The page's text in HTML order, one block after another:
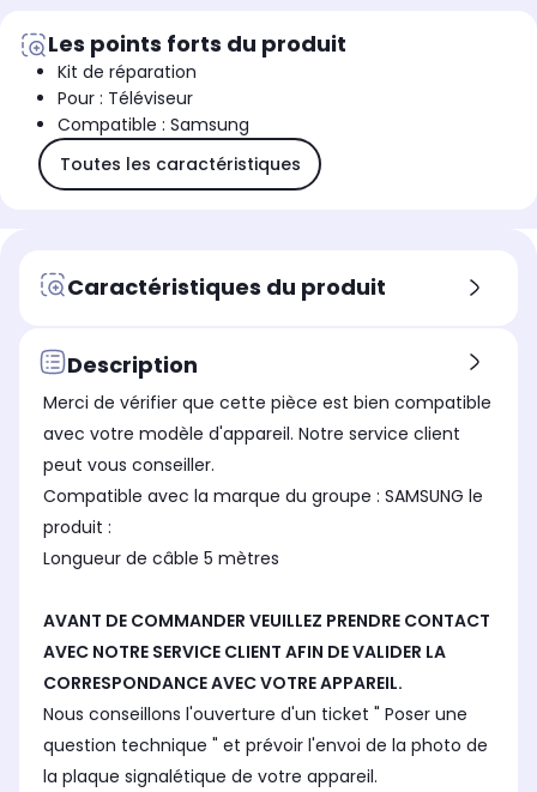
Les points forts du produit
Kit de réparation
Pour : Téléviseur
Compatible : Samsung
Toutes les caractéristiques
Caractéristiques du produit
Description
Merci de vérifier que cette pièce est bien compatible
avec votre modèle d'appareil. Notre service client
peut vous conseiller.
Compatible avec la marque du groupe : SAMSUNG le
produit :
Longueur de câble 5 mètres
AVANT DE COMMANDER VEUILLEZ PRENDRE CONTACT
AVEC NOTRE SERVICE CLIENT AFIN DE VALIDER LA
CORRESPONDANCE AVEC VOTRE APPAREIL.
Nous conseillons l'ouverture d'un ticket " Poser une
question technique " et prévoir l'envoi de la photo de
la plaque signalétique de votre appareil.